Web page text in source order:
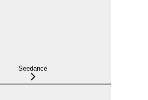
Seedance